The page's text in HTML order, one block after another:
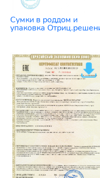
Сумки в роддом и
упаковка